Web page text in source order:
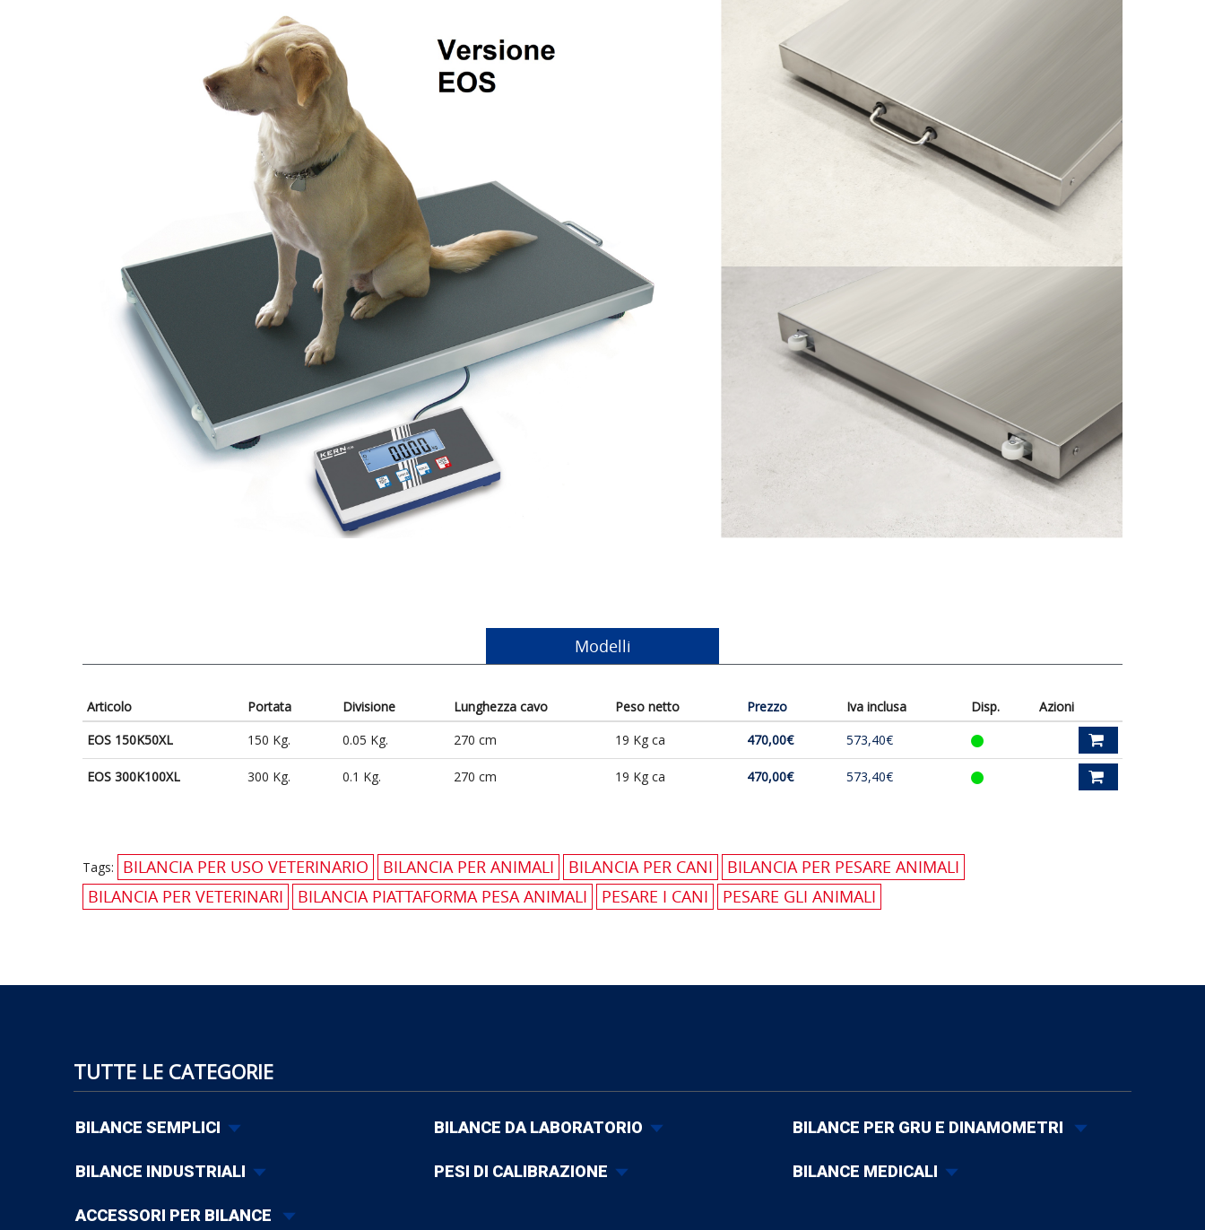
Modelli
Articolo Portata Divisione Lunghezza cavo Peso netto Prezzo Iva inclusa Disp.
Azioni
EOS 150K50XL
150 Kg. 0.05 Kg. 270 cm 19 Kg ca 470,00€ 573,40€
EOS 300K100XL 300 Kg. 0.1 Kg. 270 cm 19 Kg ca 470,00€ 573,40€
Tags: BILANCIA PER USO VETERINARIO BILANCIA PER ANIMALI BILANCIA PER CANI
BILANCIA PER PESARE ANIMALI
BILANCIA PER VETERINARI
BILANCIA PIATTAFORMA PESA ANIMALI PESARE I CANI PESARE GLI ANIMALI
TUTTE LE CATEGORIE
BILANCE SEMPLICI BILANCE DA LABORATORIO BILANCE PER GRU E DINAMOMETRI
BILANCE INDUSTRIALI PESI DI CALIBRAZIONE BILANCE MEDICALI
ACCESSORI PER BILANCE